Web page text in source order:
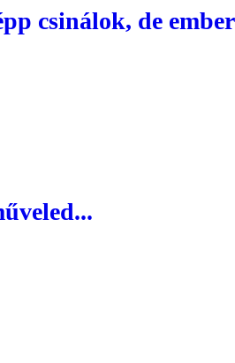
csinálok, de ember